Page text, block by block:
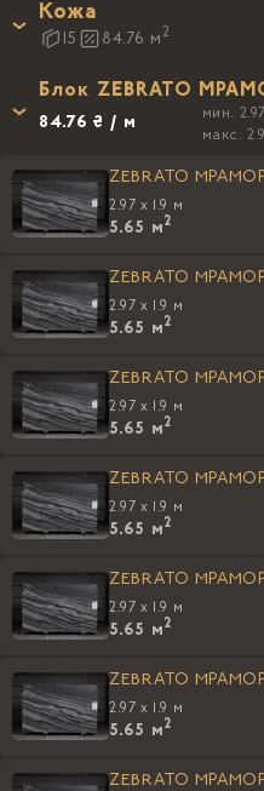
Кожа
15 84.76 м2
Блок ZEBRATO
84.76 ₴ / м
мин.
макс.
ZEBRATO
2.97 x 1.9 м
5.65 м2
ZEBRATO
2.97 x 1.9 м
5.65 м2
ZEBRATO
2.97 x 1.9 м
5.65 м2
ZEBRATO
2.97 x 1.9 м
5.65 м2
ZEBRATO
2.97 x 1.9 м
5.65 м2
ZEBRATO
2.97 x 1.9 м
5.65 м2
ZEBRATO